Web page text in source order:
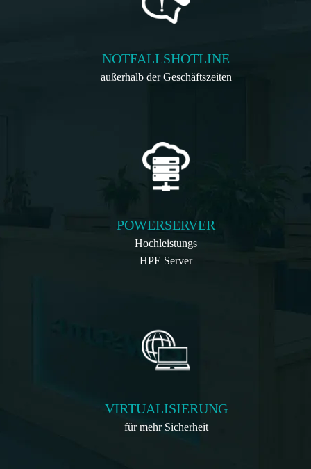
NOTFALLSHOTLINE
außerhalb der Geschäftszeiten
POWERSERVER
Hochleistungs
HPE Server
VIRTUALISIERUNG
für mehr Sicherheit